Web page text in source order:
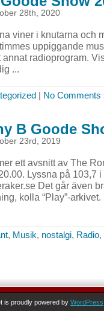
28th, 2020
viner i knutarna och
uppiggande
annat radioprogram.
...
| No Comments
B Goode
23rd, 2019
ett avsnitt av The
Lyssna på 103,7
Det går även
kolla “Play”-
, Musik, nostalgi, Radio,
is proudly powered by WordPress